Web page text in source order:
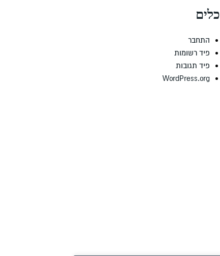
כלים
התחבר
פיד רשומות
פיד תגובות
WordPress.org